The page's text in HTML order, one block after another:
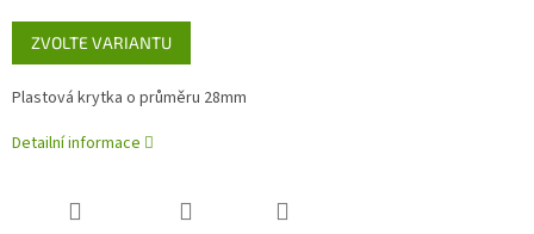
Měrná
cena:
ZVOLTE VARIANTU
Plastová krytka o průměru 28mm
Detailní informace